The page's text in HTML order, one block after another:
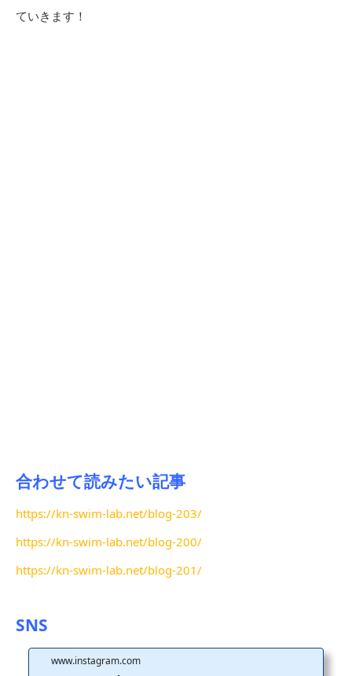
ていきます！
合わせて読みたい記事
https://kn-swim-lab.net/blog-203/
https://kn-swim-lab.net/blog-200/
https://kn-swim-lab.net/blog-201/
SNS
www.instagram.com